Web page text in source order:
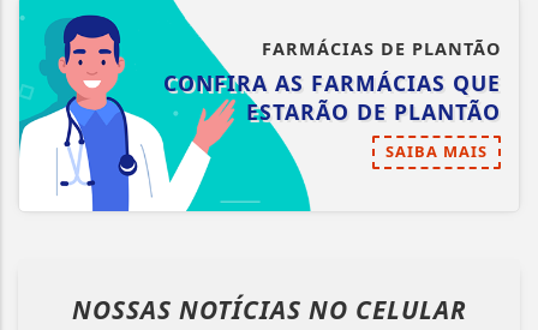
FARMÁCIAS DE PLANTÃO
CONFIRA AS FARMÁCIAS QUE
ESTARÃO DE PLANTÃO
SAIBA MAIS
NOSSAS NOTÍCIAS NO CELULAR